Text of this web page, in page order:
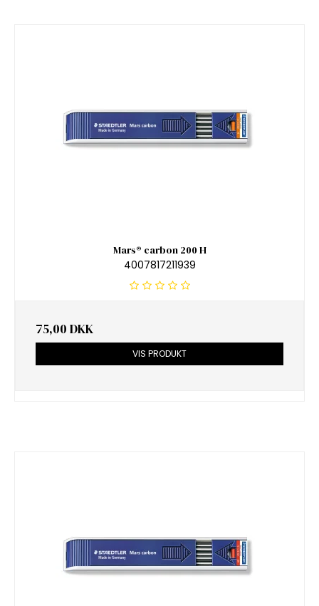
Mars® carbon 200 H
4007817211939
75,00 DKK
VIS PRODUKT